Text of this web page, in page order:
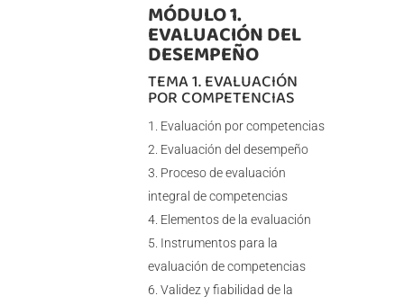
MÓDULO 1.
EVALUACIÓN DEL
DESEMPEÑO
TEMA 1. EVALUACIÓN
POR COMPETENCIAS
Evaluación por competencias
Evaluación del desempeño
Proceso de evaluación
integral de competencias
Elementos de la evaluación
Instrumentos para la
evaluación de competencias
Validez y fiabilidad de la